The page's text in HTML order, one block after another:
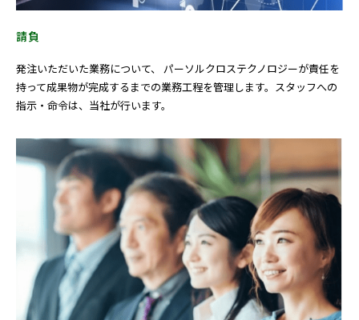
請負
発注いただいた業務について、 パーソルクロステクノロジーが責任を
持って成果物が完成するまでの業務工程を管理します。スタッフへの
指示・命令は、当社が行います。